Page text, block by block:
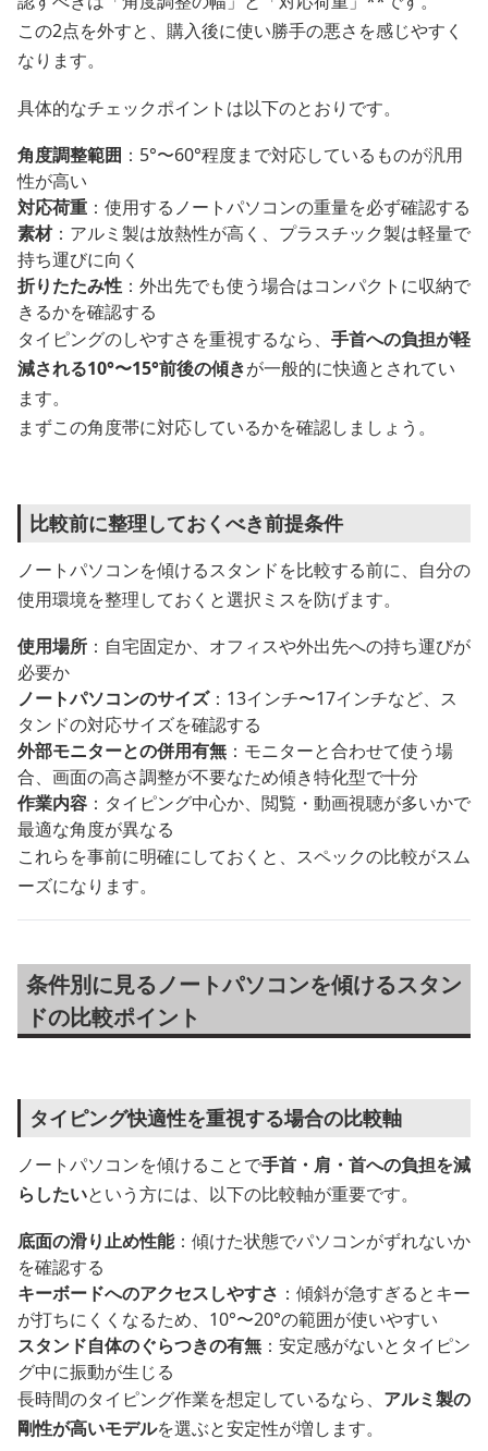
この2点を外すと、購入後に使い勝手の悪さを感じやすく
なります。
具体的なチェックポイントは以下のとおりです。
角度調整範囲 ：5°〜60°程度まで対応しているものが汎用
性が高い
対応荷重 ：使用するノートパソコンの重量を必ず確認する
素材：アルミ製は放熱性が高く、プラスチック製は軽量で
持ち運びに向く
折りたたみ性 ：外出先でも使う場合はコンパクトに収納で
きるかを確認する
タイピングのしやすさを重視するなら、 手首への負担が軽
減される10°〜15°前後の傾きが一般的に快適とされてい
ます。
まずこの角度帯に対応しているかを確認しましょう。
比較前に整理しておくべき前提条件
ノートパソコンを傾けるスタンドを比較する前に、自分の
使用環境を整理しておくと選択ミスを防げます。
使用場所 ：自宅固定か、オフィスや外出先への持ち運びが
必要か
ノートパソコンのサイズ：13インチ〜17インチなど、ス
タンドの対応サイズを確認する
外部モニターとの併用有無 ：モニターと合わせて使う場
合、画面の高さ調整が不要なため傾き特化型で十分
作業内容 ：タイピング中心か、閲覧・動画視聴が多いかで
最適な角度が異なる
これらを事前に明確にしておくと、スペックの比較がスム
ーズになります。
条件別に見るノートパソコンを傾けるスタン
ドの比較ポイント
タイピング快適性を重視する場合の比較軸
ノートパソコンを傾けることで手首・肩・首への負担を減
らしたいという方には、以下の比較軸が重要です。
底面の滑り止め性能：傾けた状態でパソコンがずれないか
を確認する
キーボードへのアクセスしやすさ ：傾斜が急すぎるとキー
が打ちにくくなるため、10°〜20°の範囲が使いやすい
スタンド自体のぐらつきの有無 ：安定感がないとタイピン
グ中に振動が生じる
長時間のタイピング作業を想定しているなら、 アルミ製の
剛性が高いモデルを選ぶと安定性が増します。